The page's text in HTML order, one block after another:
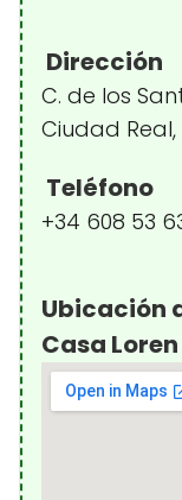
Dirección
C. de los
Ciudad Real,
Teléfono
+34 608 53
Ubicación
Casa Loren